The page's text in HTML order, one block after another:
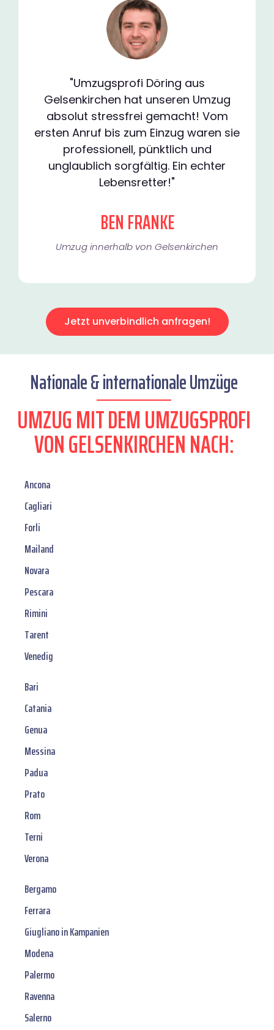
"Umzugsprofi Döring aus
Gelsenkirchen hat unseren Umzug
absolut stressfrei gemacht! Vom
ersten Anruf bis zum Einzug waren sie
professionell, pünktlich und
unglaublich sorgfältig. Ein echter
Lebensretter!"
BEN FRANKE
Umzug innerhalb von Gelsenkirchen​
Jetzt unverbindlich anfragen!
Nationale & internationale Umzüge
UMZUG MIT DEM UMZUGSPROFI
VON GELSENKIRCHEN NACH:
Ancona
Cagliari
Forli
Mailand
Novara
Pescara
Rimini
Tarent
Venedig
Bari
Catania
Genua
Messina
Padua
Prato
Rom
Terni
Verona
Bergamo
Ferrara
Giugliano in Kampanien
Modena
Palermo
Ravenna
Salerno